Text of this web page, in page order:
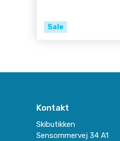
Sale
Kontakt
Skibutikken
Sensommervej 34 A1